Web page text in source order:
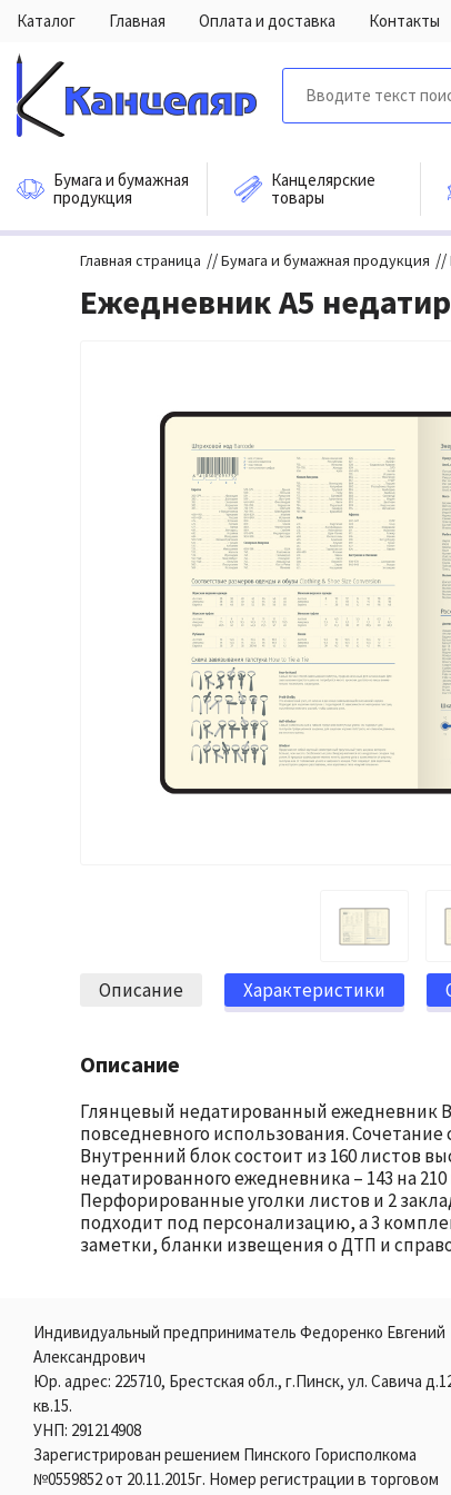
Каталог Главная Оплата и доставка Контакты
Бумага и бумажная
продукция
Канцелярские
товары
Главная страница //Бумага и бумажная продукция //
Ежедневник А5
Описание Характеристики
Описание
Глянцевый недатированный ежедневник
повседневного использования.
Внутренний блок состоит из 160 листов
недатированного ежедневника – 143 на
Перфорированные уголки листов и 2
подходит под персонализацию, а 3
заметки, бланки извещения о ДТП и
Индивидуальный предприниматель Федоренко Евгений
Александрович
Юр. адрес: 225710, Брестская обл., г.Пинск, ул. Савича
кв.15.
УНП: 291214908
Зарегистрирован решением Пинского Горисполкома
№0559852 от 20.11.2015г. Номер регистрации в торговом